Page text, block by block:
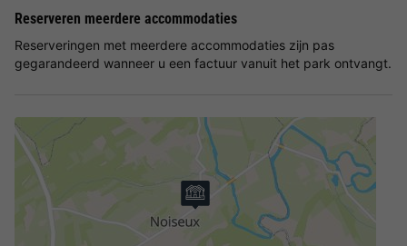
Reserveren meerdere accommodaties
Reserveringen met meerdere accommodaties zijn pas
gegarandeerd wanneer u een factuur vanuit het park ontvangt.